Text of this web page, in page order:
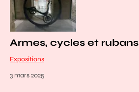
Armes, cycles et rubans
Expositions
3 mars 2025